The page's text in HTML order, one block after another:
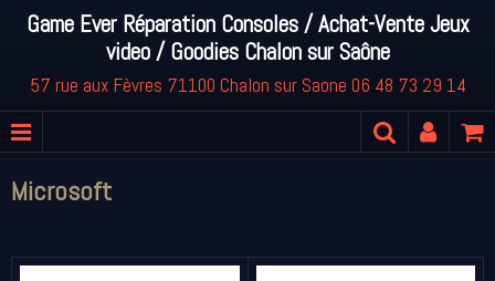
Game Ever Réparation Consoles / Achat-Vente Jeux
video / Goodies Chalon sur Saône
57 rue aux Fèvres 71100 Chalon sur Saone 06 48 73 29 14
Microsoft